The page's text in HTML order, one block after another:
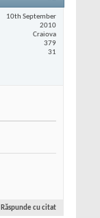
10th September
2010
Craiova
379
31
Răspunde cu citat